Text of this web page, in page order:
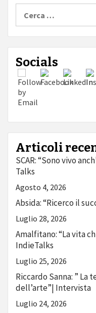
per:
Socials
Articoli
SCAR: “Sono vivo
Talks
Agosto 4, 2026
Absida: “Ricerco il
Luglio 28, 2026
Amalfitano: “La vita
IndieTalks
Luglio 25, 2026
Riccardo Sanna: ” La
dell’arte”| Intervista
Luglio 24, 2026